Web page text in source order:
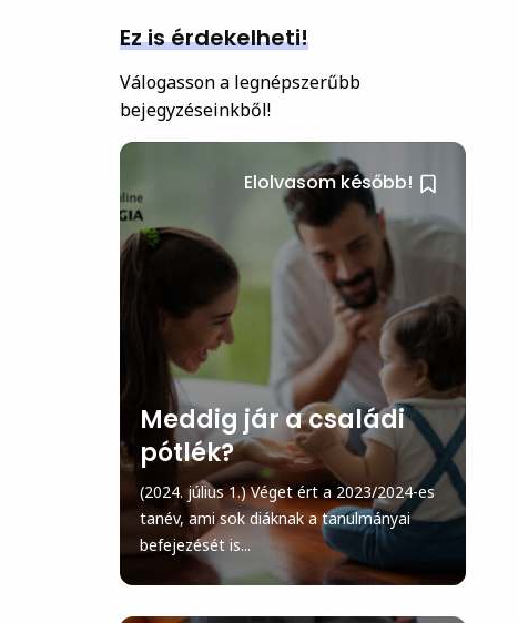
Ez is érdekelheti!
Válogasson a legnépszerűbb
bejegyzéseinkből!
Elolvasom később!
Meddig jár a családi
pótlék?
(2024. július 1.) Véget ért a 2023/2024-es
tanév, ami sok diáknak a tanulmányai
befejezését is...